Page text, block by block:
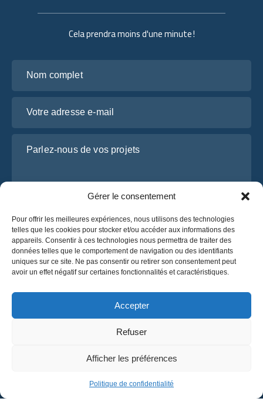
Gérer le consentement
Pour offrir les meilleures expériences, nous utilisons des technologies
telles que les cookies pour stocker et/ou accéder aux informations des
appareils. Consentir à ces technologies nous permettra de traiter des
données telles que le comportement de navigation ou des identifiants
uniques sur ce site. Ne pas consentir ou retirer son consentement peut
avoir un effet négatif sur certaines fonctionnalités et caractéristiques.
Accepter
Refuser
Afficher les préférences
Politique de confidentialité
Politique de confidentialité
Conditions générales
Cela prendra moins d'une minute !
J’ai lu et j’accepte lapolitique de confidentialité
d’OsaBus.
Obtenez un devis
Obtenez un devis